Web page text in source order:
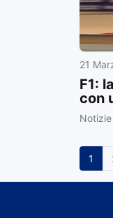
21
F1:
con
Notizie
1